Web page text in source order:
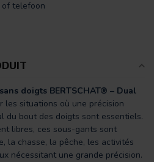
of telefoon
doigts BERTSCHAT® – Dual
les situations où une précision
du bout des doigts sont essentiels.
libres, ces sous-gants sont
la chasse, la pêche, les activités
nécessitant une grande précision.